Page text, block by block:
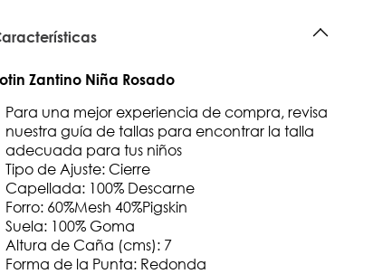
Zantino Niña Rosado
Para una mejor experiencia de compra, revisa
nuestra guía de tallas para encontrar la talla
adecuada para tus niños
Tipo de Ajuste: Cierre
Capellada: 100% Descarne
Forro: 60%Mesh 40%Pigskin
Suela: 100% Goma
Altura de Caña (cms): 7
Forma de la Punta: Redonda